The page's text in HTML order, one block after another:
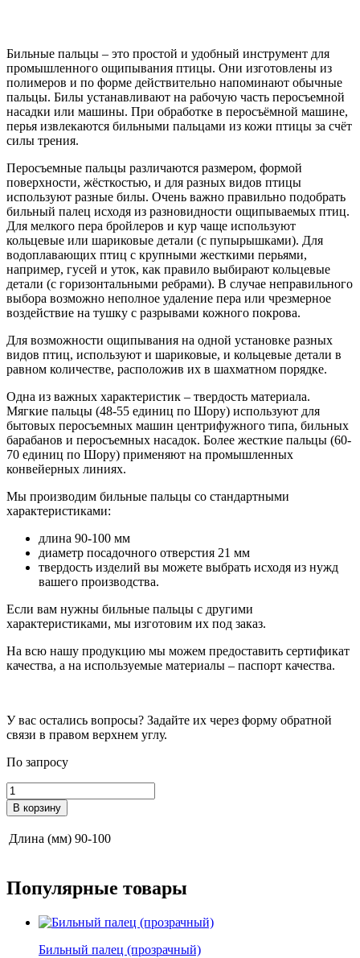
Бильные пальцы – это простой и удобный инструмент для
промышленного ощипывания птицы. Они изготовлены из
полимеров и по форме действительно напоминают обычные
пальцы. Билы устанавливают на рабочую часть перосъемной
насадки или машины. При обработке в перосъёмной машине,
перья извлекаются бильными пальцами из кожи птицы за счёт
силы трения.
Перосъемные пальцы различаются размером, формой
поверхности, жёсткостью, и для разных видов птицы
используют разные билы. Очень важно правильно подобрать
бильный палец исходя из разновидности ощипываемых птиц.
Для мелкого пера бройлеров и кур чаще используют
кольцевые или шариковые детали (с пупырышками). Для
водоплавающих птиц с крупными жесткими перьями,
например, гусей и уток, как правило выбирают кольцевые
детали (с горизонтальными ребрами). В случае неправильного
выбора возможно неполное удаление пера или чрезмерное
воздействие на тушку с разрывами кожного покрова.
Для возможности ощипывания на одной установке разных
видов птиц, используют и шариковые, и кольцевые детали в
равном количестве, расположив их в шахматном порядке.
Одна из важных характеристик – твердость материала.
Мягкие пальцы (48-55 единиц по Шору) используют для
бытовых перосъемных машин центрифужного типа, бильных
барабанов и перосъемных насадок. Более жесткие пальцы (60-
70 единиц по Шору) применяют на промышленных
конвейерных линиях.
Мы производим бильные пальцы со стандартными
характеристиками:
длина 90-100 мм
диаметр посадочного отверстия 21 мм
твердость изделий вы можете выбрать исходя из нужд
вашего производства.
Если вам нужны бильные пальцы с другими
характеристиками, мы изготовим их под заказ.
На всю нашу продукцию мы можем предоставить сертификат
качества, а на используемые материалы – паспорт качества.
У вас остались вопросы? Задайте их через форму обратной
связи в правом верхнем углу.
По запросу
Количество
товара
Бильный
палец
(зеленый)
В корзину
Длина (мм) 90-100
Популярные товары
Бильный палец (прозрачный)